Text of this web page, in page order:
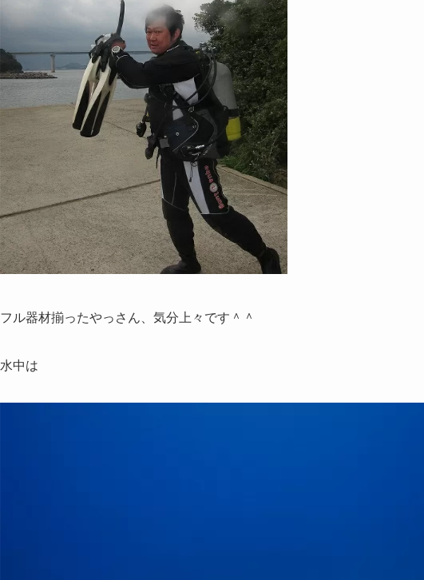
フル器材揃ったやっさん、気分上々です＾＾
水中は